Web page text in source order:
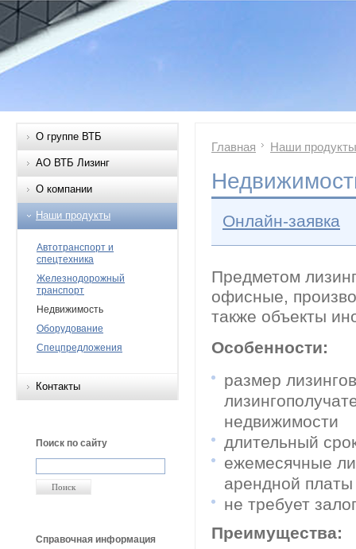
О группе ВТБ
АО ВТБ Лизинг
О компании
Наши продукты
Автотранспорт и
спецтехника
Железнодорожный
транспорт
Недвижимость
Оборудование
Спецпредложения
Контакты
Поиск по сайту
Справочная информация
Главная Наши продукты
Онлайн-заявка
Предметом
офисные,
также объекты
Особенности:
размер
недвижимости
длительный
ежемесячные
арендной платы
не требует
Преимущества: